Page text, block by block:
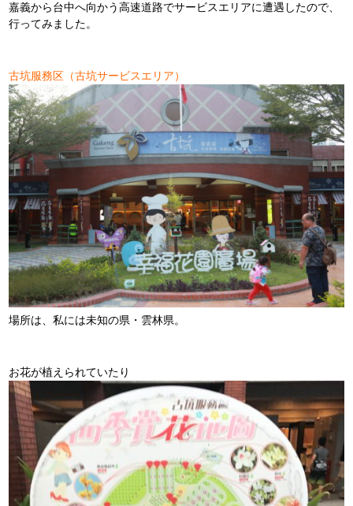
嘉義から台中へ向かう高速道路でサービスエリアに遭遇したので、
行ってみました。
古坑服務区（古坑サービスエリア）
場所は、私には未知の県・雲林県。
お花が植えられていたり